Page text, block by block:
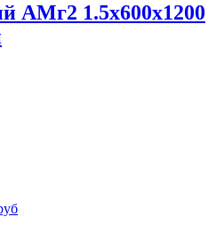
АМг2 1.5х600х1200